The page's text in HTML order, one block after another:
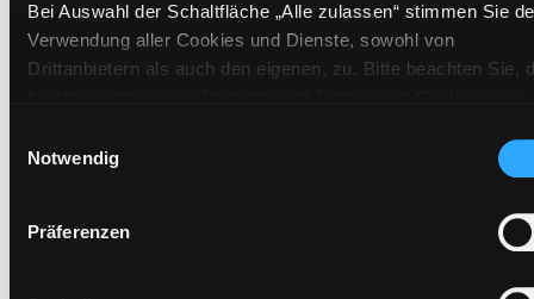
Bei Auswahl der Schaltfläche „Alle zulassen“ stimmen Sie
Verwendung aller Cookies und Dienste, sowohl von
Drittanbietern als auch den eigenen, zu. Bitte beachten Sie,
(Länder außerhalb des EWR ohne adäquates
Datenschutzniveau) stattfinden kann. In diesem
ausgeschlossen werden. Eine Verarbeitung durch solche
Notwendig
Präferenzen
Vorbestellungen:0
Mediengruppe: Jugendbuch
Standort 3: